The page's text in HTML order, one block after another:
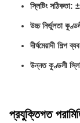
স্লিটিং সঠিকতা:
উচ্চ নির্ভুলতা
দীর্ঘমেয়াদী শিল্প
উন্নত কুণ্ডলী
প্রযুক্তিগত